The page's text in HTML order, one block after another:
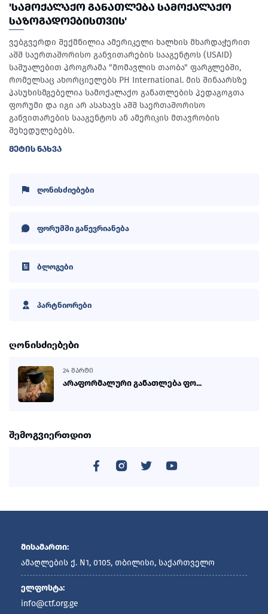
'ᲡᲐᲛᲝᲥᲐᲚᲐᲥᲝ ᲒᲐᲜᲐᲗᲚᲔᲑᲐ ᲡᲐᲛᲝᲥᲐᲚᲐᲥᲝ
ᲡᲐᲖᲝᲒᲐᲓᲝᲔᲑᲘᲡᲗᲕᲘᲡ'
ვებგვერდი შექმნილია ამერიკელი ხალხის მხარდაჭერით
აშშ საერთაშორისო განვითარების სააგენტოს (USAID)
საშუალებით პროგრამა "მომავლის თაობა" ფარგლებში,
რომელსაც ახორციელებს PH International. მის შინაარსზე
პასუხისმგებელია სამოქალაქო განათლების პედაგოგთა
ფორუმი და იგი არ ასახავს აშშ საერთაშორისო
განვითარების სააგენტოს ან ამერიკის მთავრობის
შეხედულებებს.
ᲛᲔᲢᲘᲡ ᲜᲐᲮᲕᲐ
ღონისძიებები
ფორუმში გაწევრიანება
ბლოგები
პარტნიორები
ღონისძიებები
24 ᲛᲐᲠᲢᲘ
არაფორმალური განათლება ფო...
შემოგვიერთდით
მისამართი:
ამაღლების ქ. N1, 0105, თბილისი, საქართველო
ელფოსტა:
info@ctf.org.ge